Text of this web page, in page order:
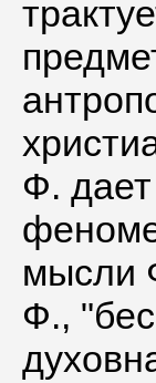
Ф. дает
мысли
Ф.,